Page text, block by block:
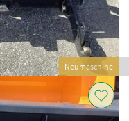
Neumaschine